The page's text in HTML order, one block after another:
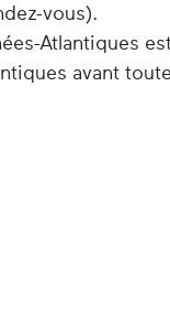
vous).
Atlantiques
avant